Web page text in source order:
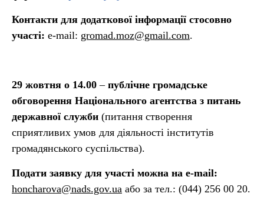
Контакти для додаткової інформації стосовно
участі: e-mail: gromad.moz@gmail.com.
29 жовтня о 14.00– публічне громадське
обговорення Національного агентства з питань
державної служби (питання створення
сприятливих умов для діяльності інститутів
громадянського суспільства).
Подати заявку для участі можна на e-mail:
honcharova@nads.gov.ua або за тел.: (044) 256 00 20.